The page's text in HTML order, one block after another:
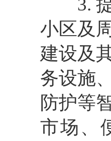
3.
小区及
建设及
务设施
防护等
市场、